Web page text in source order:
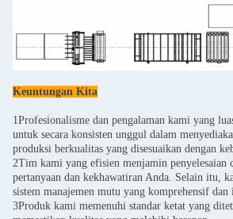
Keuntungan Kita
1Profesionalisme dan pengalaman kami yang
untuk secara konsisten unggul dalam
produksi berkualitas yang disesuaikan dengan
2Tim kami yang efisien menjamin penyelesaian
pertanyaan dan kekhawatiran Anda. Selain itu,
sistem manajemen mutu yang komprehensif dan
3Produk kami memenuhi standar ketat yang